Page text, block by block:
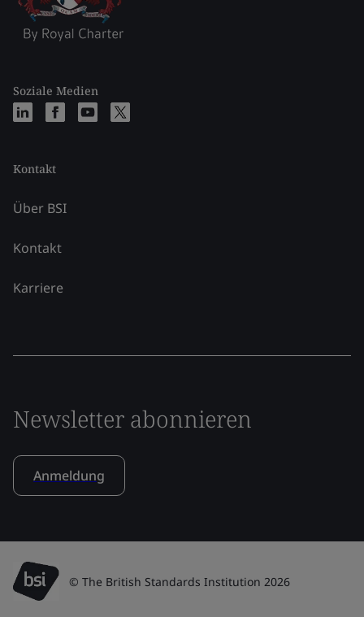
Soziale Medien
Kontakt
Über BSI
Kontakt
Karriere
Newsletter abonnieren
Anmeldung
© The British Standards Institution 2026